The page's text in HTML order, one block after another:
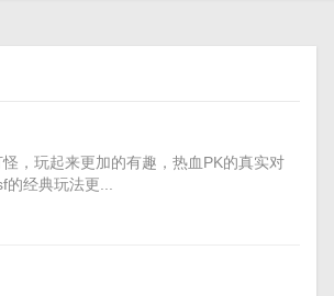
，玩起来更加的有趣，热血PK的真实对
经典玩法更...